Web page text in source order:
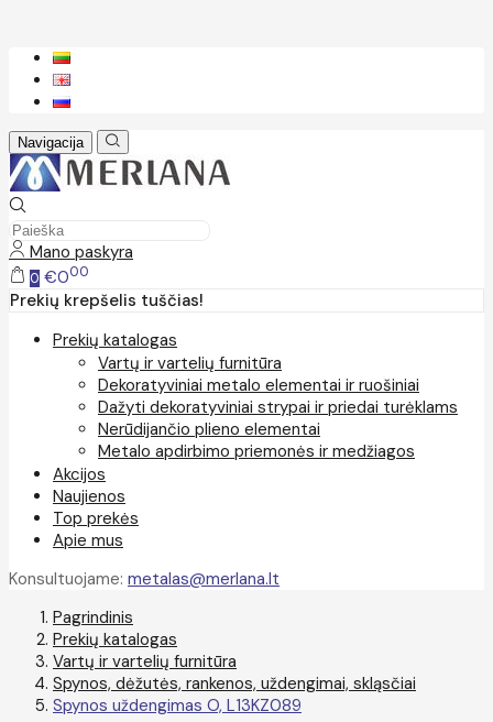
Navigacija
Mano paskyra
0 €000
Prekių krepšelis tuščias!
Prekių katalogas
Vartų ir vartelių furnitūra
Dekoratyviniai metalo elementai ir ruošiniai
Dažyti dekoratyviniai strypai ir priedai turėklams
Nerūdijančio plieno elementai
Metalo apdirbimo priemonės ir medžiagos
Akcijos
Naujienos
Top prekės
Apie mus
Konsultuojame: metalas@merlana.lt
Pagrindinis
Prekių katalogas
Vartų ir vartelių furnitūra
Spynos, dėžutės, rankenos, uždengimai, skląsčiai
Spynos uždengimas O, L13KZ089